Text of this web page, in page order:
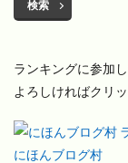
検索
ランキングに参加
よろしければクリ
にほんブログ村